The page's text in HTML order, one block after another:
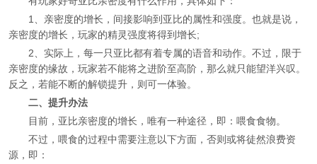
1、亲密度的增长，间接影响到亚比的属性和强度。也就是说，
亲密度的增长，玩家的精灵强度将得到增长;
2、实际上，每一只亚比都有着专属的语音和动作。不过，限于
亲密度的缘故，玩家若不能将之进阶至高阶，那么就只能望洋兴叹。
反之，若能不断的解锁提升，则可一体验。
二、提升办法
目前，亚比亲密度的增长，唯有一种途径，即：喂食食物。
不过，喂食的过程中需要注意以下方面，否则或将徒然浪费资
源，即：